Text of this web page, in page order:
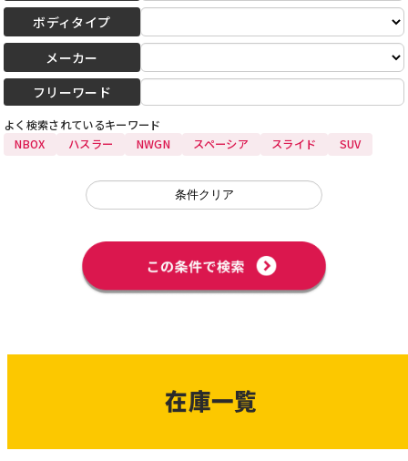
ボディタイプ
メーカー
フリーワード
よく検索されているキーワード
NBOX
ハスラー NWGN スペーシア スライド SUV
在庫一覧